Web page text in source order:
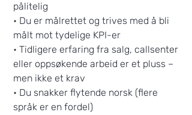
pålitelig
• Du er målrettet og trives med å bli
målt mot tydelige KPI-er
• Tidligere erfaring fra salg, callsenter
eller oppsøkende arbeid er et pluss –
men ikke et krav
• Du snakker flytende norsk (flere
språk er en fordel)